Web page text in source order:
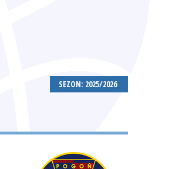
SEZON: 2025/2026